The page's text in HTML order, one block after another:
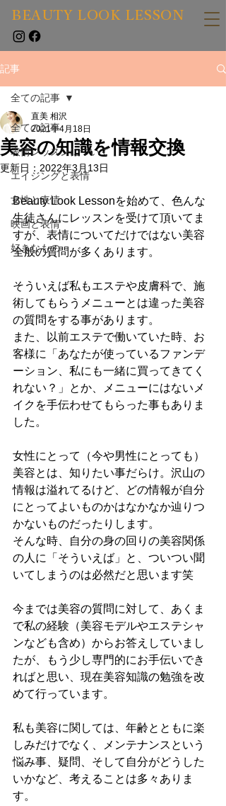
BEAUTY LOOK LESSON
記事
全ての記事
表情レッスンについて
エイジングと表情
女性と表情
映画と表情
好きなもの
全ての記事
美容の知識を情報交換
直美 相沢
2021年4月18日
更新日： 2022年3月13日
Beauty Look Lessonを始めて、色んな
生徒さんにレッスンを受けて頂いてま
すが、表情についてだけではない美容
全般の質問が多くあります。
そういえば私もエステや皮膚科で、施
術してもらうメニューとは違った美容
の質問をする事があります。
また、以前エステで働いていた時、お
客様に「あなたが使っているファンデ
ーション、私にも一緒に買ってきてく
れない？」とか、メニューにはないメ
イクを手伝わせてもらった事もありま
した。
女性にとって（今や男性にとっても）
美容とは、知りたい事だらけ。沢山の
情報は溢れてるけど、どの情報が自分
にとってよいものかはなかなか辿りつ
かないものだったりします。
そんな時、自分の身の回りの美容関係
の人に「そういえば」と、ついつい聞
いてしまうのは必然だと思います笑
今までは美容の質問に対して、あくま
で私の経験（美容モデルやエステシャ
ンなども含め）からお答えしていまし
たが、もう少し専門的にお手伝いでき
ればと思い、現在美容知識の勉強を改
めて行っています。
私も美容に関しては、年齢とともに楽
しみだけでなく、メンテナンスという
悩み事、疑問、そして自分がどうした
いかなど、考えることは多々ありま
す。